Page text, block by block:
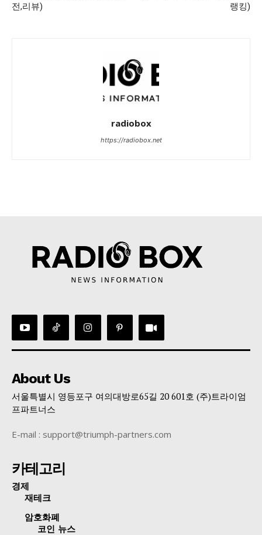
전,리뷰)
랭킹)
radiobox
https://radiobox.net
About Us
서울특별시 영등포구 여의대방로65길 20 601호 (주)트라이엄
프파트너스
E-mail : support@triumph-partners.com
카테고리
경제
재테크
암호화폐
코인 뉴스